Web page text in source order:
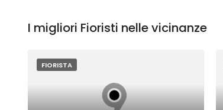
I migliori Fioristi nelle vicinanze
FIORISTA